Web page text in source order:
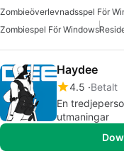
Zombieöverlevnadsspel För
Zombiespel För Windows
Haydee
4.5 Betalt
En
utmaningar